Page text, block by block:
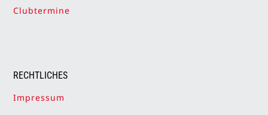
Clubtermine
RECHTLICHES
Impressum